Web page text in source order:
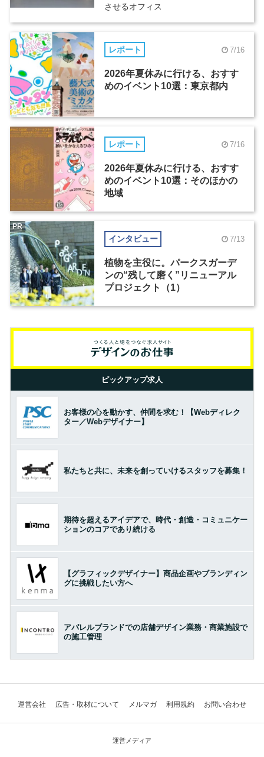
させるオフィス
レポート 7/16
2026年夏休みに行ける、おすす
めのイベント10選：東京都内
レポート 7/16
2026年夏休みに行ける、おすす
めのイベント10選：そのほかの
地域
インタビュー 7/13
植物を主役に。パークスガーデ
ンの“残して磨く”リニューアル
プロジェクト（1）
PR
ピックアップ求人
お客様の心を動かす、仲間を求む！【Webディレク
ター／Webデザイナー】
私たちと共に、未来を創っていけるスタッフを募集！
期待を超えるアイデアで、時代・創造・コミュニケー
ションのコアであり続ける
【グラフィックデザイナー】商品企画やブランディン
グに挑戦したい方へ
アパレルブランドでの店舗デザイン業務・商業施設で
の施工管理
運営会社 広告・取材について メルマガ 利用規約 お問い合わせ
運営メディア